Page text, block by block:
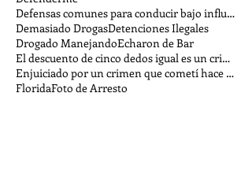
Defensas comunes para conducir bajo influencia
Demasiado DrogasDetenciones Ilegales
Drogado ManejandoEcharon de Bar
El descuento de cinco dedos igual es un crimen
Enjuiciado por un crimen que cometí hace tiempo
FloridaFoto de Arresto